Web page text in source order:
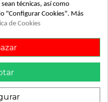
para peugeot 206
- 12.06 referencia OEM
técnicas, así como
"Configurar Cookies". Más
de Cookies